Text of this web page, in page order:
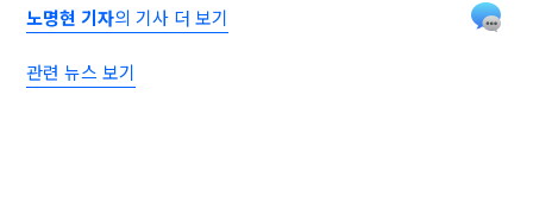
노명현 기자의 기사 더 보기
관련 뉴스 보기